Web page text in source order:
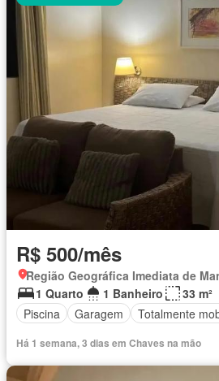
R$ 500/mês
Região Geográfica Imediata de
1 Quarto
1 Banheiro
33 m²
Piscina
Garagem Totalmente
Há 1 semana, 3 dias em Chaves na mão